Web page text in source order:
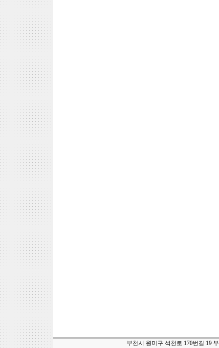
부천시 원미구 석천로 170번길 19